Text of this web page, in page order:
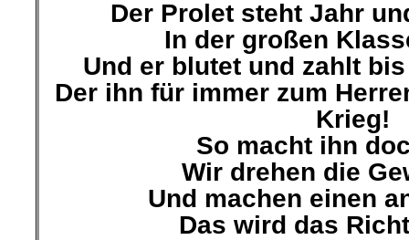
Der Prolet steht Jahr
In der großen
Und er blutet und zahlt
Der ihn für immer zum
Krieg!
So macht ihn
Wir drehen die
Und machen einen
Das wird das